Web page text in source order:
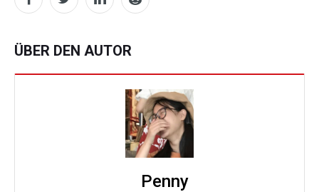
ÜBER DEN AUTOR
Penny